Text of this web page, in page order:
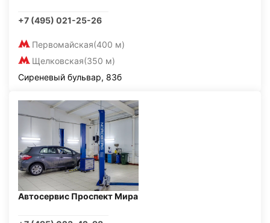
+7 (495) 021-25-26
Первомайская(400 м)
Щелковская(350 м)
Сиреневый бульвар, 83б
Автосервис Проспект Мира